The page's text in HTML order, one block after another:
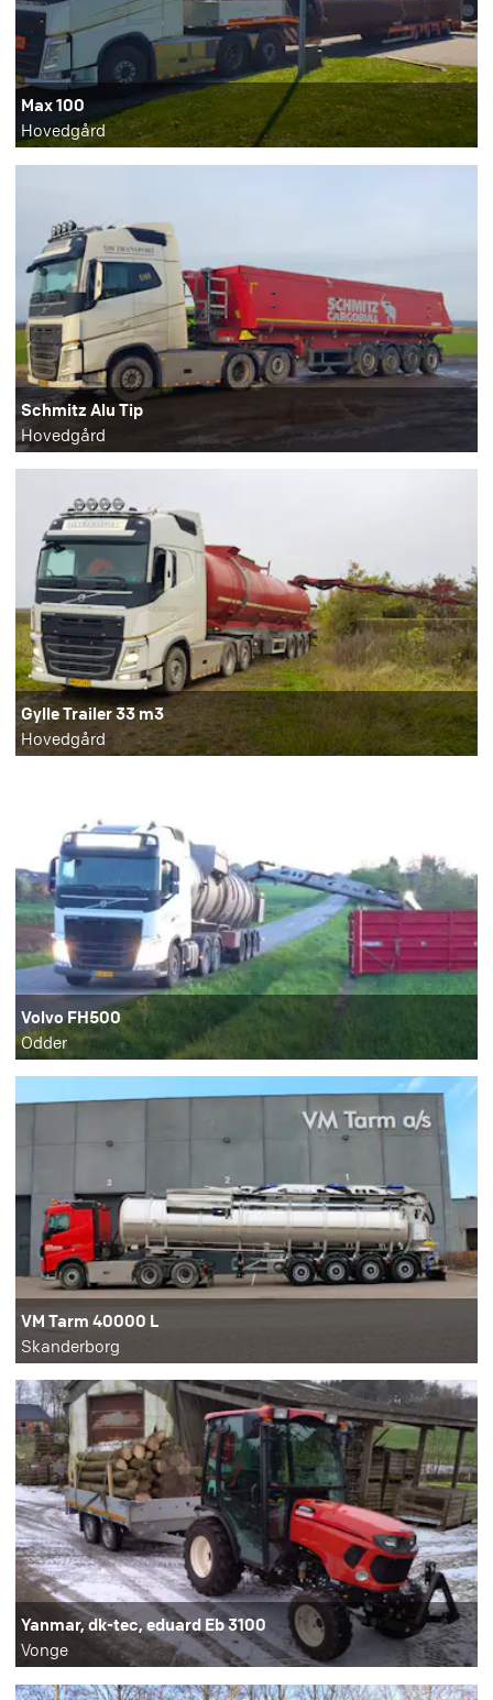
Max 100
Hovedgård
Schmitz Alu Tip
Hovedgård
Gylle Trailer 33 m3
Hovedgård
Volvo FH500
Odder
VM Tarm 40000 L
Skanderborg
Yanmar, dk-tec, eduard Eb 3100
Vonge